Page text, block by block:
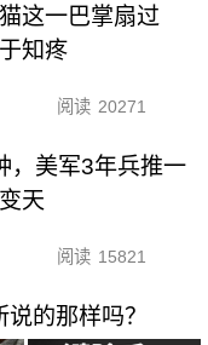
这一巴掌扇过
知疼
阅读 20271
，美军3年兵推一
天
阅读 15821
的那样吗？